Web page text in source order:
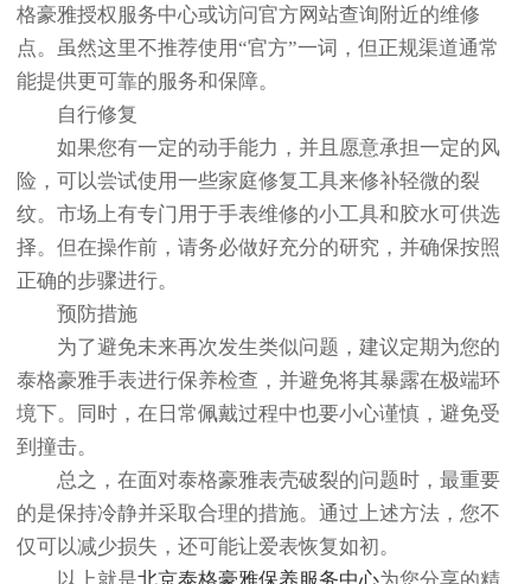
格豪雅授权服务中心或访问官方网站查询附近的维修
点。虽然这里不推荐使用“官方”一词，但正规渠道通常
能提供更可靠的服务和保障。
自行修复
如果您有一定的动手能力，并且愿意承担一定的风
险，可以尝试使用一些家庭修复工具来修补轻微的裂
纹。市场上有专门用于手表维修的小工具和胶水可供选
择。但在操作前，请务必做好充分的研究，并确保按照
正确的步骤进行。
预防措施
为了避免未来再次发生类似问题，建议定期为您的
泰格豪雅手表进行保养检查，并避免将其暴露在极端环
境下。同时，在日常佩戴过程中也要小心谨慎，避免受
到撞击。
总之，在面对泰格豪雅表壳破裂的问题时，最重要
的是保持冷静并采取合理的措施。通过上述方法，您不
仅可以减少损失，还可能让爱表恢复如初。